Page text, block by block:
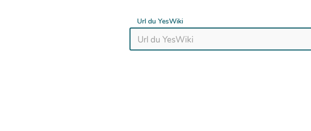
Url du YesWiki